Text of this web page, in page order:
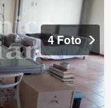
4 Foto